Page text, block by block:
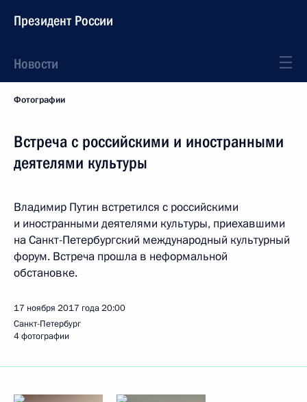
Президент России
Новости
Фотографии
Встреча с российскими и иностранными
деятелями культуры
Владимир Путин встретился с российскими
и иностранными деятелями культуры, приехавшими
на Санкт-Петербургский международный культурный
форум. Встреча прошла в неформальной
обстановке.
17 ноября 2017 года20:00
Санкт-Петербург
4 фотографии